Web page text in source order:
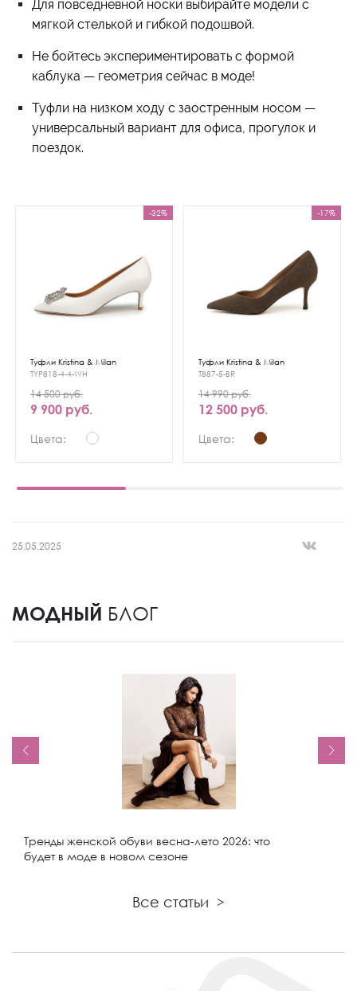
Для повседневной носки выбирайте модели с
мягкой стелькой и гибкой подошвой.
Не бойтесь экспериментировать с формой
каблука — геометрия сейчас в моде!
Туфли на низком ходу с заостренным носом —
универсальный вариант для офиса, прогулок и
поездок.
-32%
Туфли Kristina & Milan
TYP818-4-4-WH
14 500 руб.
9 900 руб.
Цвета:
-17%
Туфли Kristina & Milan
T887-5-BR
14 990 руб.
12 500 руб.
Цвета:
25.05.2025
МОДНЫЙ БЛОГ
Тренды женской обуви весна-лето 2026: что
будет в моде в новом сезоне
Все статьи >